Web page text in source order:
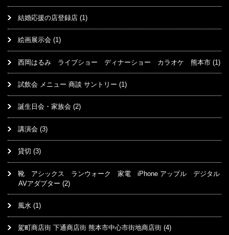
結婚応援の店登録店 (1)
絵画展示会 (1)
西岡はるみ ライブショー ディナーショー カラオケ 熊本市 (1)
試飲会 メニュー 商談 サントリー (1)
誕生日会・家族会 (2)
講演会 (3)
貸切 (3)
靴 アシックス ランウォーク 家電 iPhone アップル デジタル
AVアダプター (2)
風水 (1)
駕町商店街 下通商店街 熊本市中心市街地商店街 (4)